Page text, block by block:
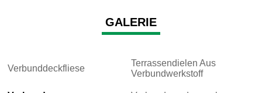
GALERIE
Verbunddeckfliese
Terrassendielen Aus
Verbundwerkstoff